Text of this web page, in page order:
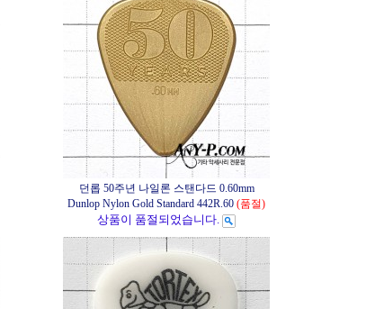
던롭 50주년 나일론 스탠다드 0.60mm
Dunlop Nylon Gold Standard 442R.60 (품절)
상품이 품절되었습니다.